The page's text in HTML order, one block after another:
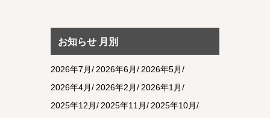
お知らせ 月別
2026年7月 2026年6月
2026年5月
2026年4月
2026年2月
2026年1月
2025年12月
2025年11月
2025年10月